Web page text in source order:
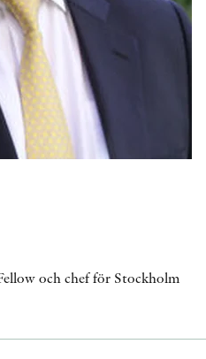
PRESSKONTAKT
PEER REVIEW-PROCESSEN
och chef för Stockholm